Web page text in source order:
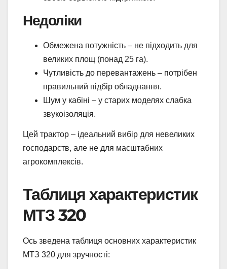
Недоліки
Обмежена потужність – не підходить для
великих площ (понад 25 га).
Чутливість до перевантажень – потрібен
правильний підбір обладнання.
Шум у кабіні – у старих моделях слабка
звукоізоляція.
Цей трактор – ідеальний вибір для невеликих
господарств, але не для масштабних
агрокомплексів.
Таблиця характеристик
МТЗ 320
Ось зведена таблиця основних характеристик
МТЗ 320 для зручності: